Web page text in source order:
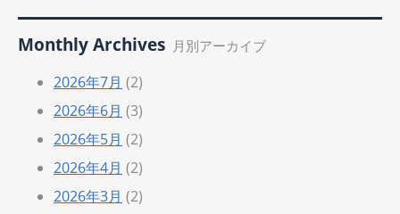
Monthly Archives 月別アーカイブ
2026年7月 (2)
2026年6月 (3)
2026年5月 (2)
2026年4月 (2)
2026年3月 (2)